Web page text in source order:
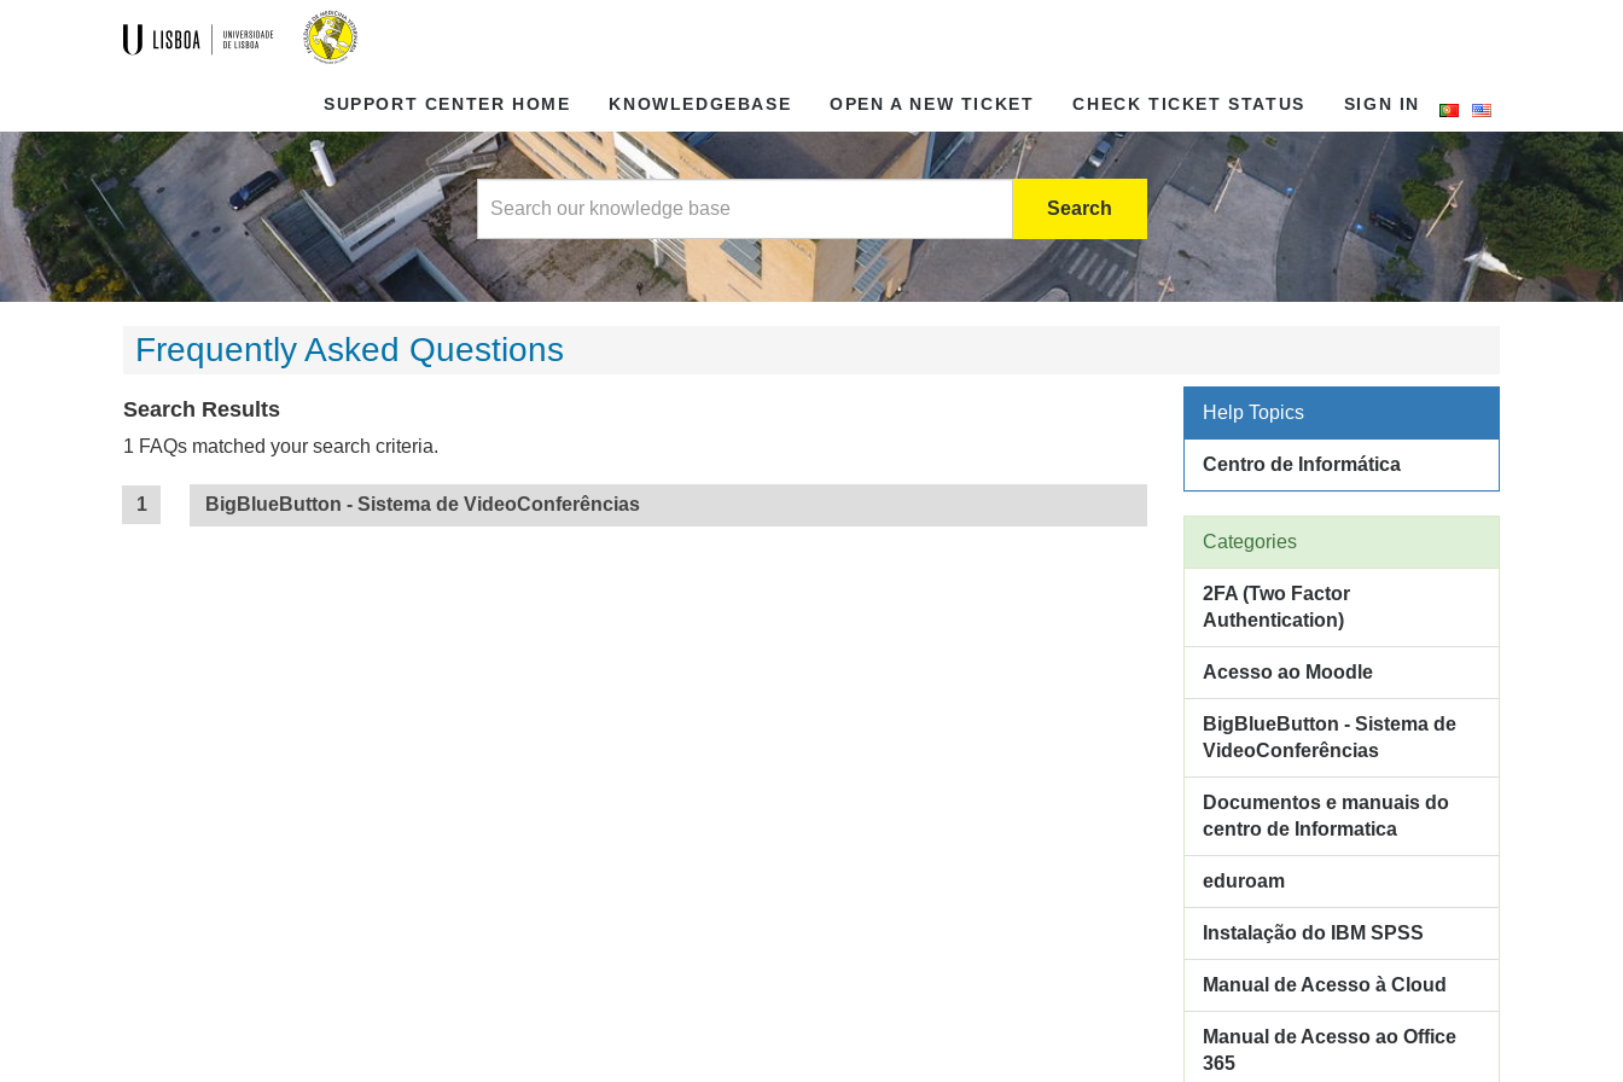
SUPPORT CENTER HOME KNOWLEDGEBASE OPEN A NEW TICKET CHECK TICKET STATUS SIGN IN
Search
Frequently Asked Questions
Search Results
1 FAQs matched your search criteria.
BigBlueButton - Sistema de VideoConferências
Help Topics
Centro de Informática
Categories
2FA (Two Factor
Authentication)
Acesso ao Moodle
BigBlueButton - Sistema de
VideoConferências
Documentos e manuais do
centro de Informatica
eduroam
Instalação do IBM SPSS
Manual de Acesso à Cloud
Manual de Acesso ao Office
365